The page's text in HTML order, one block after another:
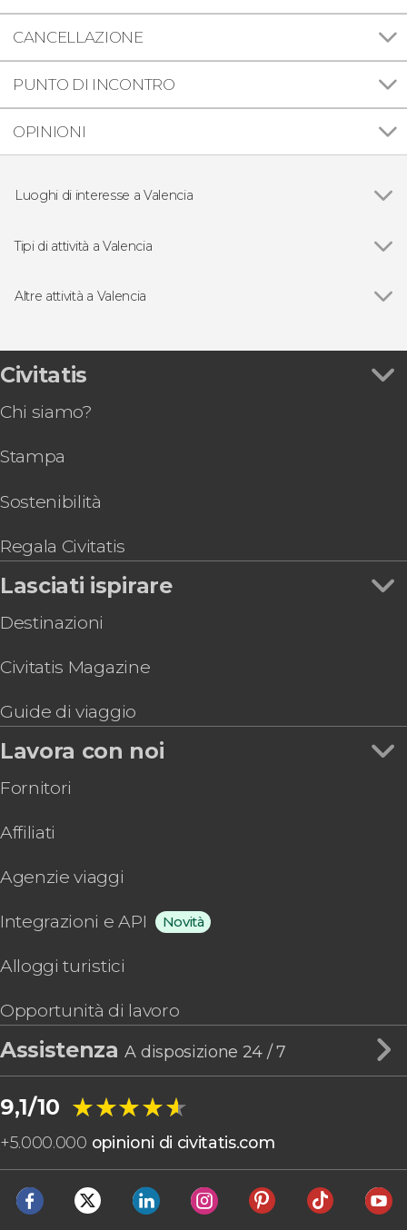
CANCELLAZIONE
PUNTO DI INCONTRO
OPINIONI
Luoghi di interesse a Valencia
Tipi di attività a Valencia
Free tour a Valencia
Giri in barca a Valencia
Altre attività a Valencia
Biglietti per la Chiesa di San Nicola
Escursione all'Albufera
Autobus turistico di Valencia
Giro in bici nella Città delle Arti e delle Scienze
Biglietti per il Centro de Arte Hortensia Herrero
Civitatis
Chi siamo?
Stampa
Sostenibilità
Regala Civitatis
Lasciati ispirare
Destinazioni
Civitatis Magazine
Guide di viaggio
Lavora con noi
Fornitori
Affiliati
Agenzie viaggi
Integrazioni e API Novità
Alloggi turistici
Opportunità di lavoro
AssistenzaA disposizione 24 / 7
9,1/10 ★★★★★
★★★★★
+5.000.000 opinioni di civitatis.com